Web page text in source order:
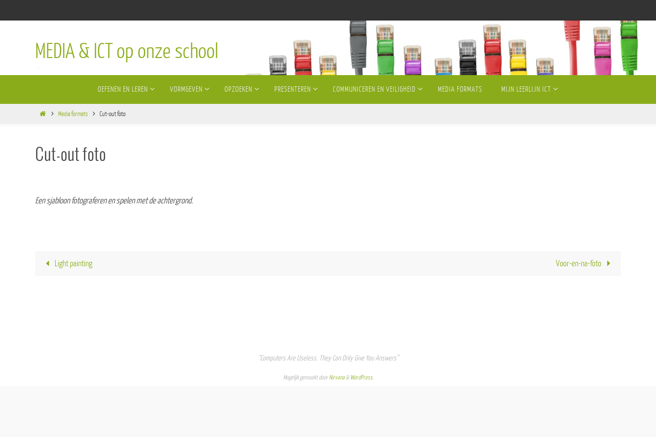
naar
MEDIA & ICT op onze school
de
OEFENEN EN LEREN VORMGEVEN OPZOEKEN PRESENTEREN COMMUNICEREN EN VEILIGHEID MEDIA FORMATS MIJN LEERLIJN ICT
HomeMedia formats Cut-out foto
Cut-out foto
Een sjabloon fotograferen en spelen met de achtergrond.
Light painting Voor-en-na-foto
“Computers Are Useless. They Can Only Give You Answers”
Mogelijk gemaakt doorNirvana& WordPress.